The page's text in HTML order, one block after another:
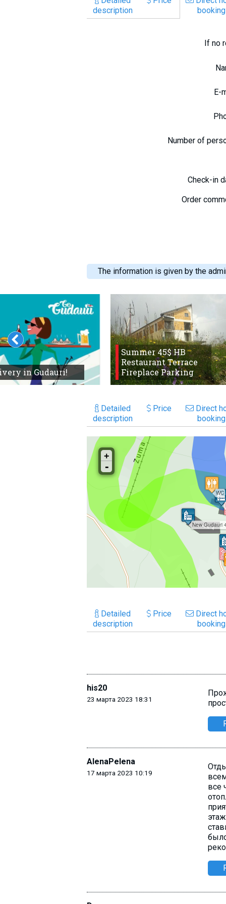
description
booking
If no
E-
Number of
Check-in
Order
The information is given by the
in Gudauri!
Summer 45$ HB
Restaurant Terrace
Fireplace Parking
Detailed
description
Price
Direct
booking
Detailed
description
Price
Direct
booking
his20
23 марта 2023 18:31
AlenaPelena
17 марта 2023 10:19
все